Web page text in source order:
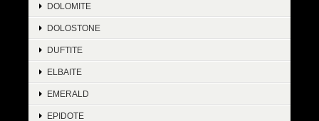
DOLOMITE
DOLOSTONE
DUFTITE
ELBAITE
EMERALD
EPIDOTE